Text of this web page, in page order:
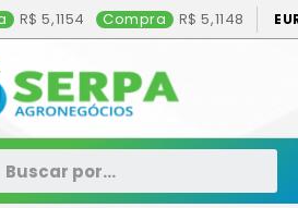
5,1154 Compra 5,1148